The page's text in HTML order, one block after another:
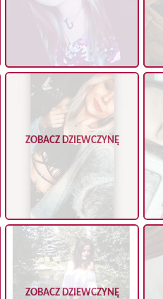
ZOBACZ DZIEWCZYNĘ
ZOBACZ DZIEWCZYNĘ